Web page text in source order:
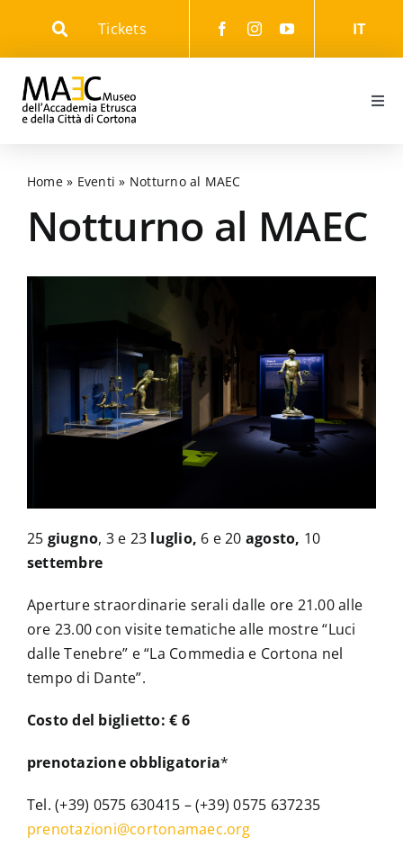
content
Tickets IT
Il Parco
Gli Itinerari culturali
La Biblioteca
Contatti
Home» Eventi » Notturno al MAEC
Notturno al MAEC
25 giugno, 3 e 23 luglio, 6 e 20 agosto, 10
settembre
Aperture straordinarie serali dalle ore 21.00 alle
ore 23.00 con visite tematiche alle mostre “Luci
dalle Tenebre” e “La Commedia e Cortona nel
tempo di Dante”.
Costo del biglietto: € 6
prenotazione obbligatoria*
Tel. (+39) 0575 630415 – (+39) 0575 637235
prenotazioni@cortonamaec.org